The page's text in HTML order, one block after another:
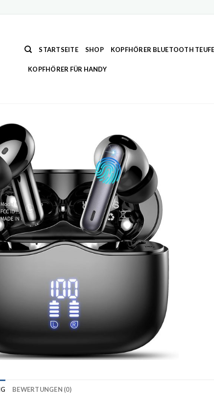
STARTSEITE SHOP KOPFHÖRER BLUETOOTH
KOPFHÖRER FÜR HANDY
BEWERTUNGEN (0)